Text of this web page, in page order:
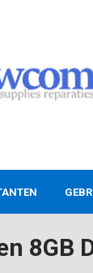
8GB